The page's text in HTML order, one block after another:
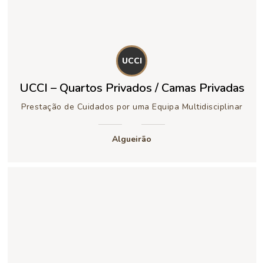
UCCI
UCCI – Quartos Privados / Camas Privadas
Prestação de Cuidados por uma Equipa Multidisciplinar
Algueirão